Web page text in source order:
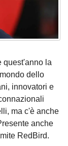
quest'anno la
dello
innovatori e
ma c'è anche
anche
RedBird.